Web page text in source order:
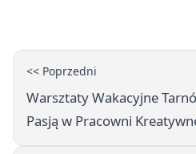
<< Poprzedni
Warsztaty Wakacyjne
Pasją w Pracowni